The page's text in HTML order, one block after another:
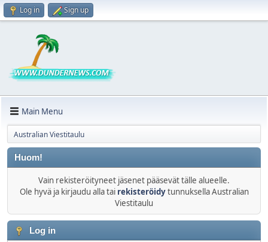
Log in Sign up
Main Menu
Australian Viestitaulu
Huom!
Vain rekisteröityneet jäsenet pääsevät tälle alueelle.
Ole hyvä ja kirjaudu alla tai rekisteröidytunnuksella Australian
Viestitaulu
Log in